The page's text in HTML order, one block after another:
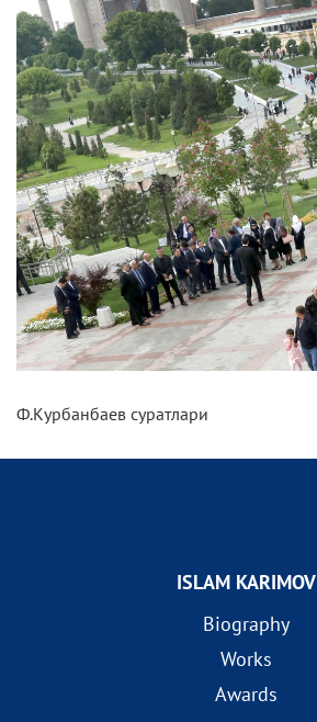
Ф.Курбанбаев суратлари
ISLAM KARIMOV
Biography
Works
Awards